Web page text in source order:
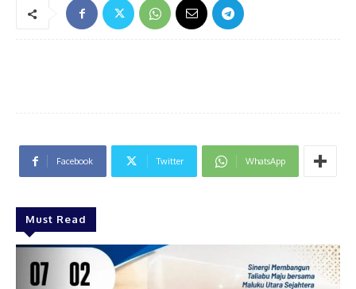
Facebook Twitter WhatsApp
Must Read